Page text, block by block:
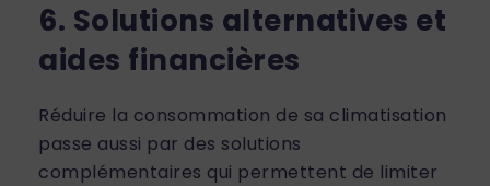
6. Solutions alternatives et
aides financières
Réduire la consommation de sa climatisation
passe aussi par des solutions
complémentaires qui permettent de limiter